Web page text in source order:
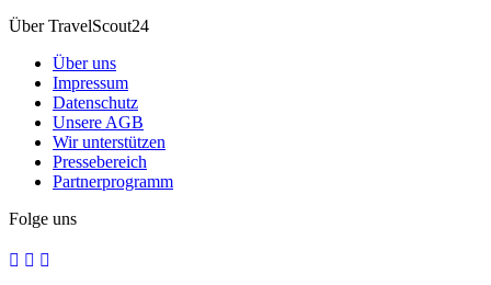
Über TravelScout24
Über uns
Impressum
Datenschutz
Unsere AGB
Wir unterstützen
Pressebereich
Partnerprogramm
Folge uns